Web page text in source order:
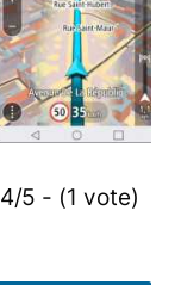
4/5 - (1 vote)